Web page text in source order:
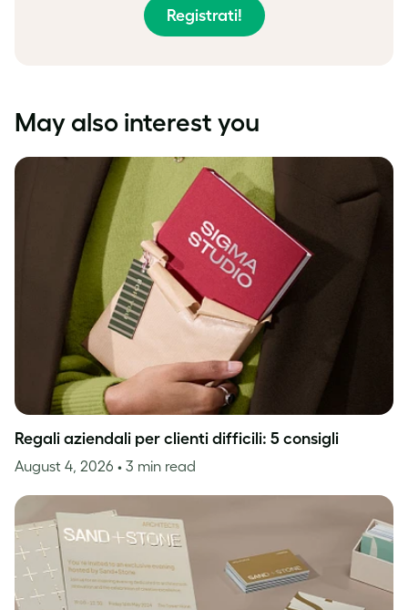
Registrati!
May also interest you
Regali aziendali per clienti difficili: 5 consigli
August 4, 2026 • 3 min read